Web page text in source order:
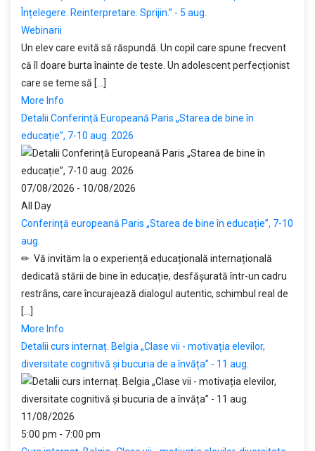
Înțelegere. Reinterpretare. Sprijin.” - 5 aug.
Webinarii
Un elev care evită să răspundă. Un copil care spune frecvent
că îl doare burta înainte de teste. Un adolescent perfecționist
care se teme să [...]
More Info
Detalii Conferință Europeană Paris „Starea de bine în
educație”, 7-10 aug. 2026
07/08/2026 - 10/08/2026
All Day
Conferință europeană Paris „Starea de bine în educație”, 7-10
aug.
✏ Vă invităm la o experiență educațională internațională
dedicată stării de bine în educație, desfășurată într-un cadru
restrâns, care încurajează dialogul autentic, schimbul real de
[...]
More Info
Detalii curs internaț. Belgia „Clase vii - motivația elevilor,
diversitate cognitivă și bucuria de a învăța” - 11 aug.
11/08/2026
5:00 pm - 7:00 pm